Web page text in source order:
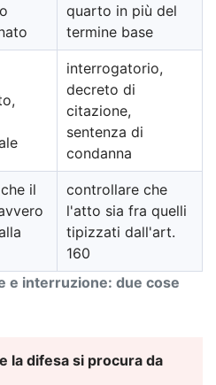
e interruzione: due cose
quarto in più del
termine base
interrogatorio,
decreto di
citazione,
sentenza di
condanna
il
controllare che
l'atto sia fra quelli
tipizzati dall'art.
160
la difesa si procura da